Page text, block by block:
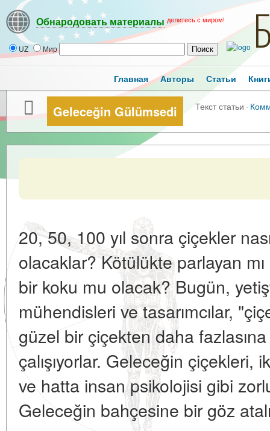
Обнародовать материалы делитесь с миром!
UZ Мир
Главная Авторы Статьи
Geleceğin Gülümsedi Текст статьи ·
20, 50, 100 yıl sonra çiçekler
olacaklar? Kötülükte parlayan
bir koku mu olacak? Bugün,
mühendisleri ve tasarımcılar,
güzel bir çiçekten daha
çalışıyorlar. Geleceğin çiçekleri,
ve hatta insan psikolojisi gibi
Geleceğin bahçesine bir göz